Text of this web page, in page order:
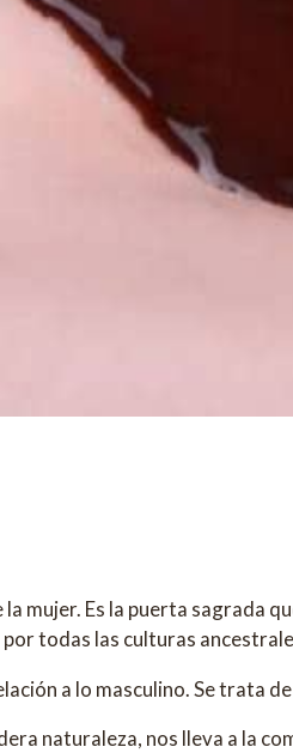
mujer. Es la puerta sagrada
todas las culturas
a lo masculino. Se trata
naturaleza, nos lleva a la